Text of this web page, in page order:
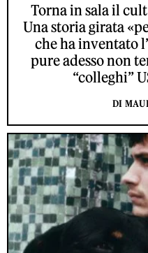
Torna in sala il
Una storia girata
che ha inventato
pure adesso non
“colleghi”
DI